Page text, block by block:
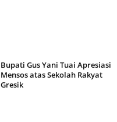
Bupati Gus Yani Tuai Apresiasi
Mensos atas Sekolah Rakyat
Gresik